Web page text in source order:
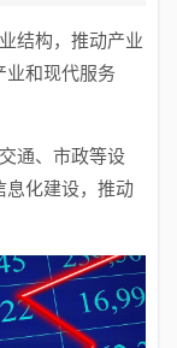
结构，推动产业
业和现代服务
通、市政等设
息化建设，推动